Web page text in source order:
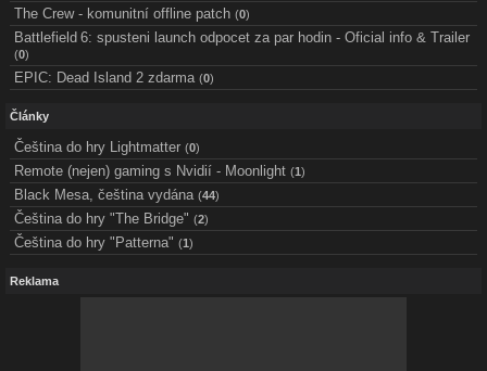
The Crew - komunitní offline patch (0)
Battlefield 6: spusteni launch odpocet za par hodin - Oficial info & Trailer
(0)
EPIC: Dead Island 2 zdarma (0)
Články
Čeština do hry Lightmatter (0)
Remote (nejen) gaming s Nvidií - Moonlight (1 )
Black Mesa, čeština vydána (44)
Čeština do hry "The Bridge" (2)
Čeština do hry "Patterna" (1 )
Reklama